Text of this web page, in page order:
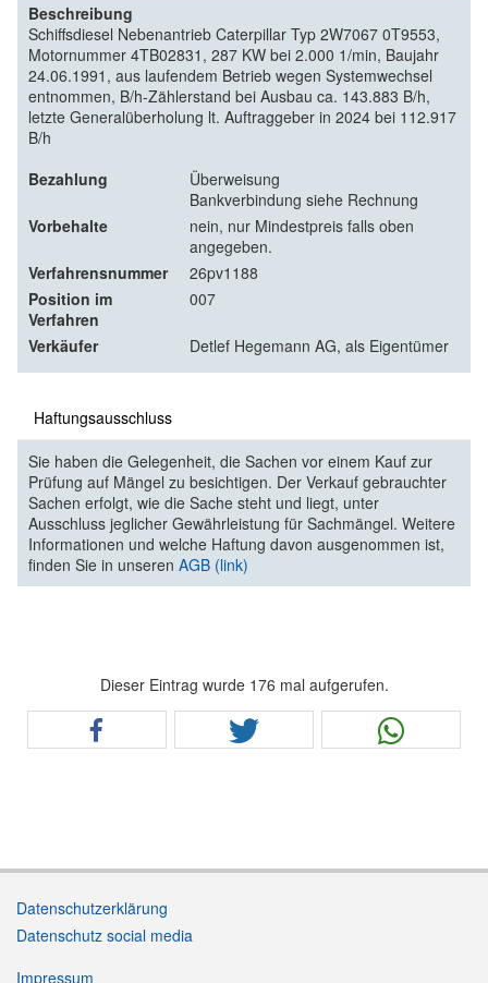
Beschreibung
Schiffsdiesel Nebenantrieb Caterpillar Typ 2W7067 0T9553,
Motornummer 4TB02831, 287 KW bei 2.000 1/min, Baujahr
24.06.1991, aus laufendem Betrieb wegen Systemwechsel
entnommen, B/h-Zählerstand bei Ausbau ca. 143.883 B/h,
letzte Generalüberholung lt. Auftraggeber in 2024 bei 112.917
B/h
Bezahlung
Überweisung
Bankverbindung siehe Rechnung
Vorbehalte
nein, nur Mindestpreis falls oben
angegeben.
Verfahrensnummer
26pv1188
Position im
Verfahren
007
Verkäufer Detlef Hegemann AG, als Eigentümer
Haftungsausschluss
Sie haben die Gelegenheit, die Sachen vor einem Kauf zur
Prüfung auf Mängel zu besichtigen. Der Verkauf gebrauchter
Sachen erfolgt, wie die Sache steht und liegt, unter
Ausschluss jeglicher Gewährleistung für Sachmängel. Weitere
Informationen und welche Haftung davon ausgenommen ist,
finden Sie in unseren AGB (link)
Dieser Eintrag wurde 176 mal aufgerufen.
Datenschutzerklärung
Datenschutz social media
Impressum